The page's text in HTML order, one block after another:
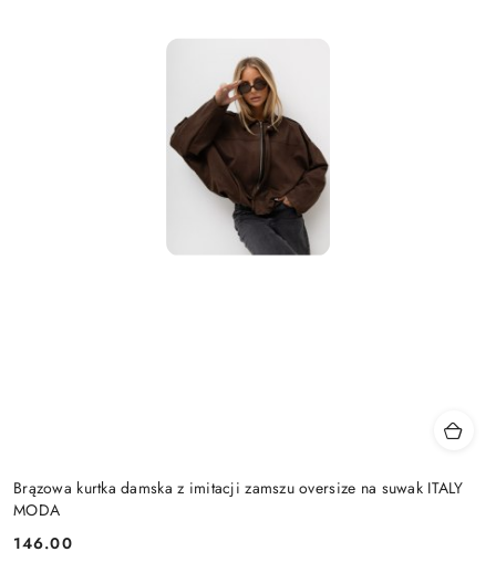
Brązowa kurtka damska z imitacji zamszu oversize na suwak ITALY
MODA
Cena:
146.00